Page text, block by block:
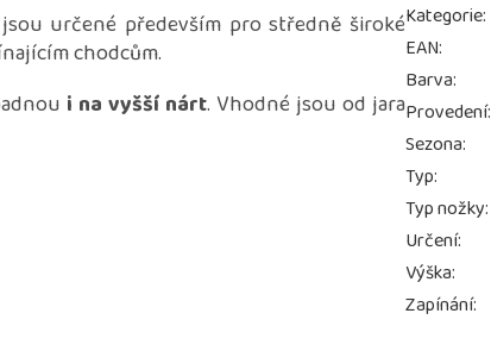
jsou určené především pro středně široké
chodcům.
i na vyšší nárt. Vhodné jsou od jara
Kategorie:
EAN:
Barva:
Provedení:
Sezona:
Typ:
Typ nožky:
Určení:
Výška:
Zapínání: